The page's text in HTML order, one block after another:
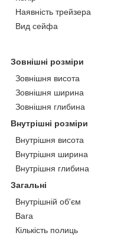
Наявність трейзера
Вид сейфа
Зовнішні розміри
Зовнішня висота
Зовнішня ширина
Зовнішня глибина
Внутрішні розміри
Внутрішня висота
Внутрішня ширина
Внутрішня глибина
Загальні
Внутрішній об'єм
Вага
Кількість полиць